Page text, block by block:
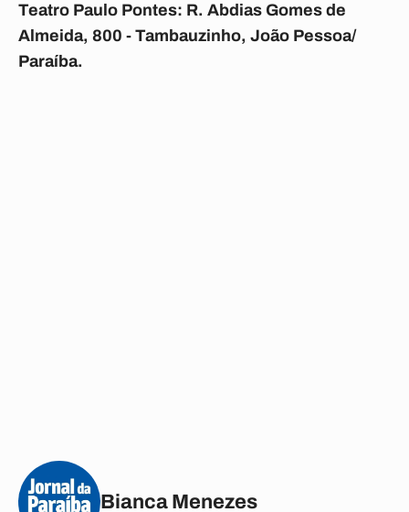
Teatro Paulo Pontes: R. Abdias Gomes de
Almeida, 800 - Tambauzinho, João Pessoa/
Paraíba.
Bianca Menezes